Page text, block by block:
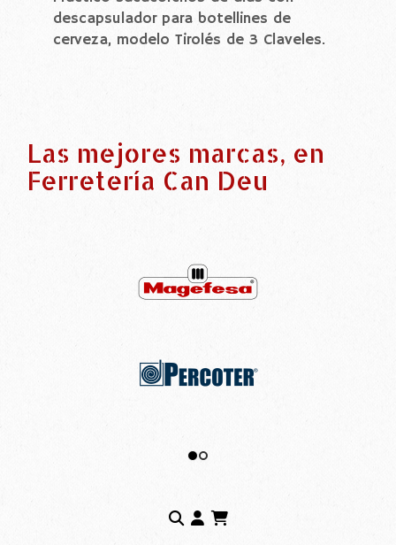
descapsulador para botellines de
cerveza, modelo Tirolés de 3 Claveles.
Las mejores marcas, en
Ferretería Can Deu